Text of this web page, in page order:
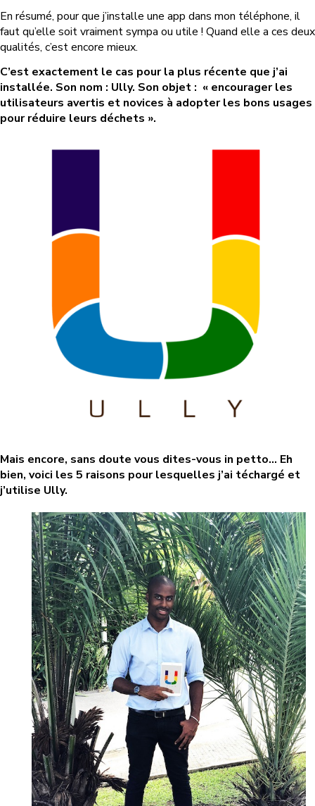
En résumé, pour que j’installe une app dans mon téléphone, il
faut qu’elle soit vraiment sympa ou utile ! Quand elle a ces deux
qualités, c’est encore mieux.
C’est exactement le cas pour la plus récente que j’ai
installée. Son nom : Ully. Son objet : « encourager les
utilisateurs avertis et novices à adopter les bons usages
pour réduire leurs déchets ».
Mais encore, sans doute vous dites-vous in petto… Eh
bien, voici les 5 raisons pour lesquelles j’ai téchargé et
j’utilise Ully.